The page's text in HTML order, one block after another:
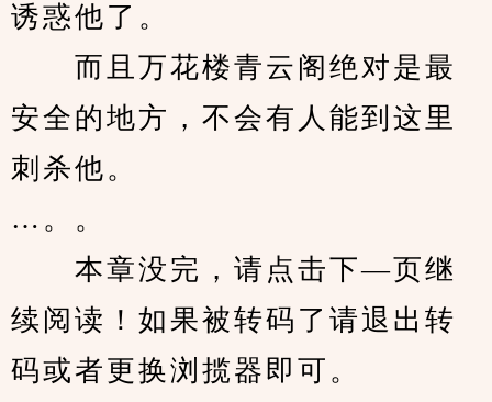
诱惑他了。
而且万花楼青云阁绝对是最
安全的地方，不会有人能到这里
刺杀他。
…。。
本章没完，请点击下—页继
续阅读！如果被转码了请退出转
码或者更换浏揽器即可。